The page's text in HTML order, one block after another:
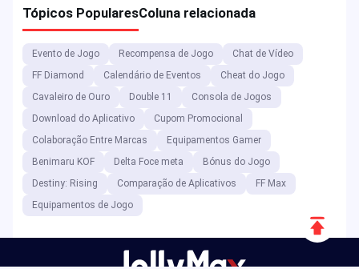
Tópicos PopularesColuna relacionada
Evento de Jogo Recompensa de Jogo
Chat de Vídeo
FF Diamond
Calendário de Eventos
Cheat do Jogo
Cavaleiro de Ouro
Double 11
Consola de Jogos
Download do Aplicativo
Cupom Promocional
Colaboração Entre Marcas
Equipamentos Gamer
Benimaru KOF
Delta Foce meta
Bónus do Jogo
Destiny: Rising
Comparação de Aplicativos
FF Max
Equipamentos de Jogo
Rolar
para